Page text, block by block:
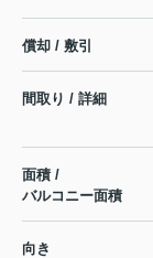
償却 / 敷引
間取り / 詳細
面積 /
バルコニー面積
向き